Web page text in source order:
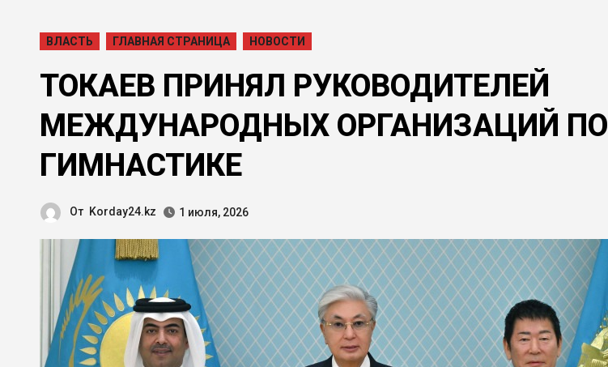
ВЛАСТЬ ГЛАВНАЯ СТРАНИЦА НОВОСТИ
ТОКАЕВ ПРИНЯЛ РУКОВОДИТЕЛЕЙ
МЕЖДУНАРОДНЫХ ОРГАНИЗАЦИЙ ПО
ГИМНАСТИКЕ
От Korday24.kz 1 июля, 2026